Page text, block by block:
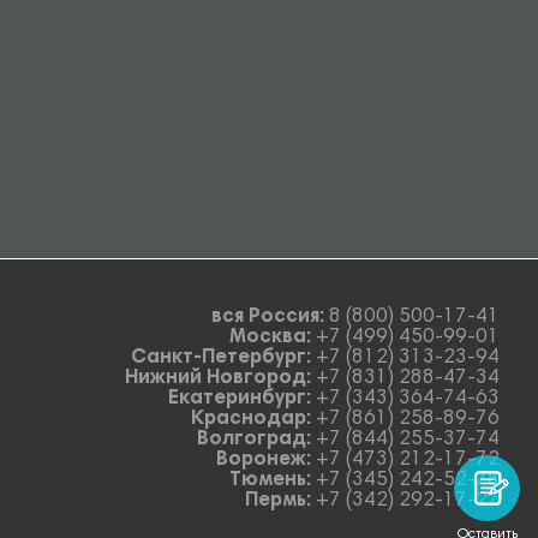
вся Россия: 8 (800) 500-17-41
Москва: +7 (499) 450-99-01
Санкт-Петербург: +7 (812) 313-23-94
Нижний Новгород: +7 (831) 288-47-34
Екатеринбург: +7 (343) 364-74-63
Краснодар: +7 (861) 258-89-76
Волгоград: +7 (844) 255-37-74
Воронеж: +7 (473) 212-17-72
Тюмень: +7 (345) 242-52-78
Пермь: +7 (342) 292-17-27
Оставить